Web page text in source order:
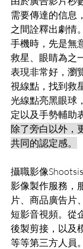
需要傳達的信息
之間詮釋出劇情
手機時，先是無
救星、眼睛為之
表現非常好，瀏
視線點，找到救
光線點亮黑眼球
定以及手勢輔助
除了旁白以外，
共同的認定感。
攝職影像
影像製作服務，
片、商品廣告片
短影音視頻。從
後製剪接，以及
等等第三方人員